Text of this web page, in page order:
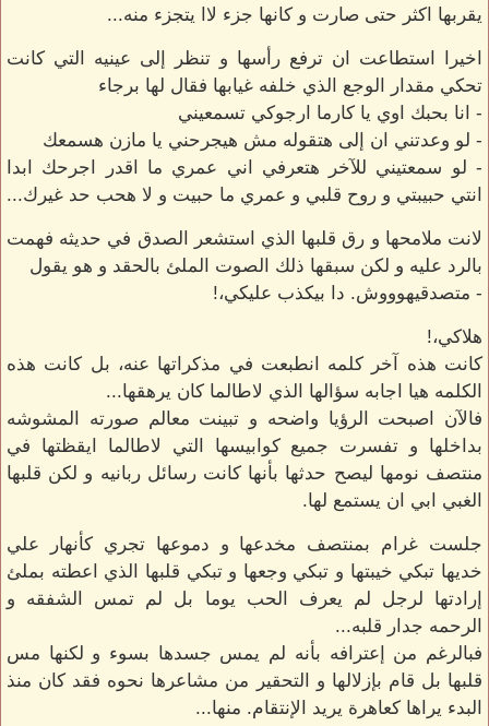
يقربها اكثر حتى صارت و كانها جزء لاا يتجزء منه...
اخيرا استطاعت ان ترفع رأسها و تنظر إلى عينيه التي كانت
تحكي مقدار الوجع الذي خلفه غيابها فقال لها برجاء
- انا بحبك اوي يا كارما ارجوكي تسمعيني
- لو وعدتني ان إلى هتقوله مش هيجرحني يا مازن هسمعك
- لو سمعتيني للآخر هتعرفي اني عمري ما اقدر اجرحك ابدا
انتي حبيبتي و روح قلبي و عمري ما حبيت و لا هحب حد غيرك...
لانت ملامحها و رق قلبها الذي استشعر الصدق في حديثه فهمت
بالرد عليه و لكن سبقها ذلك الصوت الملئ بالحقد و هو يقول
- متصدقيهوووش. دا بيكذب عليكي،!
هلاكي،!
كانت هذه آخر كلمه انطبعت في مذكراتها عنه، بل كانت هذه
الكلمه هيا اجابه سؤالها الذي لاطالما كان يرهقها...
فالآن اصبحت الرؤيا واضحه و تبينت معالم صورته المشوشه
بداخلها و تفسرت جميع كوابيسها التي لاطالما ايقظتها في
منتصف نومها ليصح حدثها بأنها كانت رسائل ربانيه و لكن قلبها
الغبي ابي ان يستمع لها.
جلست غرام بمنتصف مخدعها و دموعها تجري كأنهار علي
خديها تبكي خيبتها و تبكي وجعها و تبكي قلبها الذي اعطته بملئ
إرادتها لرجل لم يعرف الحب يوما بل لم تمس الشفقه و
الرحمه جدار قلبه...
فبالرغم من إعترافه بأنه لم يمس جسدها بسوء و لكنها مس
قلبها بل قام بإزلالها و التحقير من مشاعرها نحوه فقد كان منذ
البدء يراها كعاهرة يريد الإنتقام. منها...